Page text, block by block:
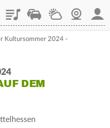
PlaylistStaupilotWetterWebcam
Kultursommer 2024 -
DEM